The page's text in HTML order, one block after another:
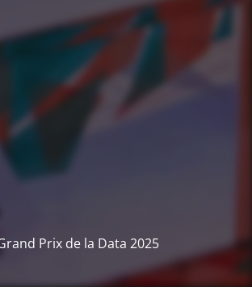
Prix de la Data 2025